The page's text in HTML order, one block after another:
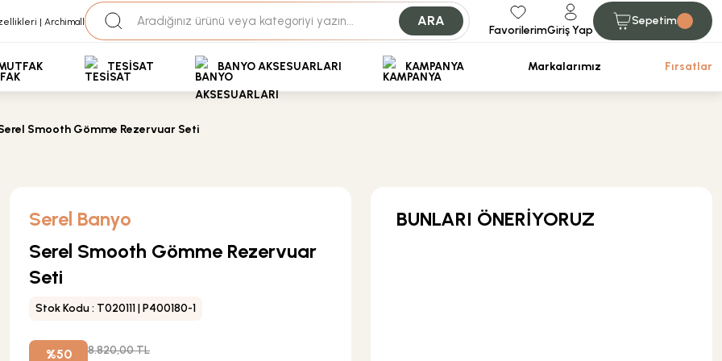
35+ Yıllık Tecrübe
Uzman Ekip Desteği
Ödemeli Özel Fiyatlar için Bizden Teklif Alabilirsiniz.
ARA
FavorilerimGiriş Yap
Sepetim
TESİSAT BANYO AKSESUARLARI KAMPANYA Markalarımız Fırsatlar
Smooth Gömme Rezervuar Seti
Serel Banyo
Serel Smooth Gömme Rezervuar
Seti
Stok Kodu : T020111 | P400180-1
%50 8.820,00 TL
BUNLARI ÖNERİYORUZ